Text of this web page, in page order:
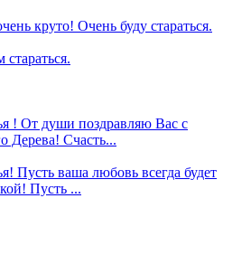
круто! Очень буду стараться.
! От души поздравляю Вас с
Дерева! Счасть...
Пусть ваша любовь всегда будет
Пусть ...